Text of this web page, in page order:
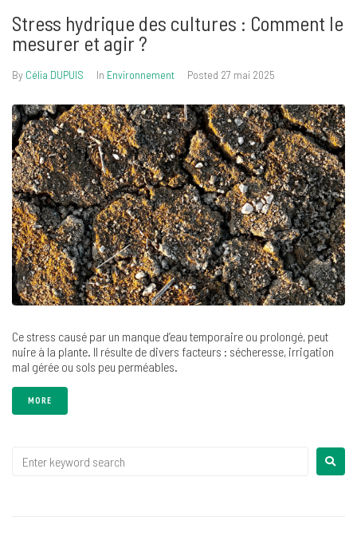
Stress hydrique des cultures : Comment le
mesurer et agir ?
By Célia DUPUIS In Environnement Posted 27 mai 2025
Ce stress causé par un manque d’eau temporaire ou prolongé, peut
nuire à la plante. Il résulte de divers facteurs : sécheresse, irrigation
mal gérée ou sols peu perméables.
MORE